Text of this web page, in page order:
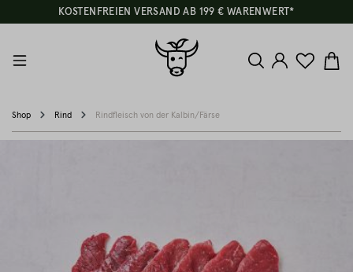
KOSTENFREIEN VERSAND AB 199 € WARENWERT*
Shop Rind Rindfleisch von der Kalbin/Färse